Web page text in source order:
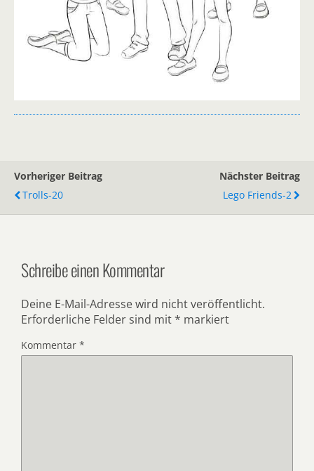
Vorheriger Beitrag
Trolls-20
Nächster Beitrag
Lego Friends-2
Schreibe einen Kommentar
Deine E-Mail-Adresse wird nicht veröffentlicht.
Erforderliche Felder sind mit * markiert
Kommentar *